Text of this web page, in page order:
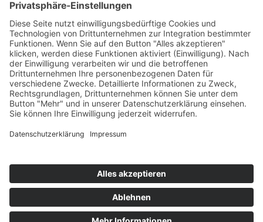
Geschäftsmodelle
›Vorstandswechsel Westenergie: Böddeling übernimmt
befristet
›Wasserstoff-Hochlauf: Dialog, Infrastruktur und
konkrete Schritte
›Solaranlage Regenbogenfarben: FC St. Pauli und
LichtBlick installieren erste weltweite Anlage
Jetzt an der STUDIE360 teilnehmen
Wir möchten Transparenz mit einheitlichen Kriterien
kostenlose Teilnahme wichtig. Die Ergebnisse werden
umgehend nach Teilnahme und Auswertung auf
unserer Webseite zur Verfügung gestellt.